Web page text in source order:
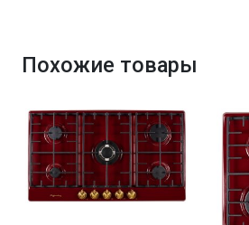
Похожие товары